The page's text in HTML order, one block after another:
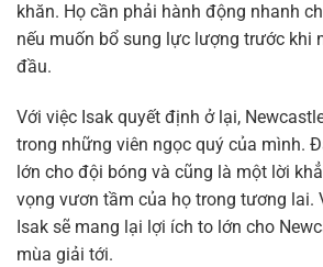
khăn. Họ cần phải hành động nhanh
nếu muốn bổ sung lực lượng trước khi
đầu.
Với việc Isak quyết định ở lại,
trong những viên ngọc quý của mình.
lớn cho đội bóng và cũng là một lời
vọng vươn tầm của họ trong tương lai.
Isak sẽ mang lại lợi ích to lớn cho
mùa giải tới.